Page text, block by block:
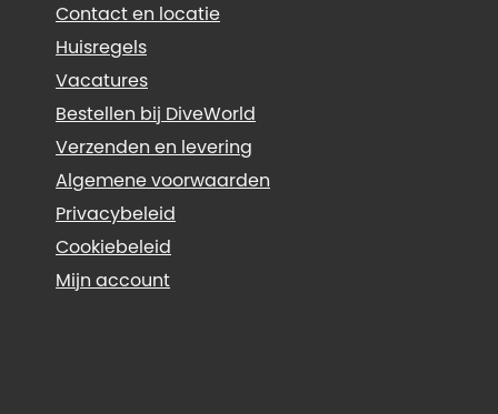
Contact en locatie
Huisregels
Vacatures
Bestellen bij DiveWorld
Verzenden en levering
Algemene voorwaarden
Privacybeleid
Cookiebeleid
Mijn account